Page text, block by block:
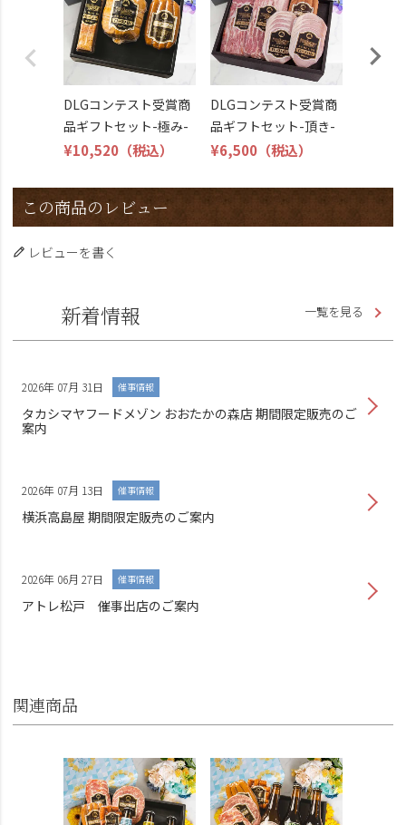
DLGコンテスト受賞商
品ギフトセット-極み-
¥10,520 （税込）
DLGコンテスト受賞商
品ギフトセット-頂き-
¥6,500 （税込）
この商品のレビュー
レビューを書く
新着情報 一覧を見る
2026年 07月 31日 催事情報
タカシマヤフードメゾン おおたかの森店 期間限定販売のご
案内
2026年 07月 13日 催事情報
横浜高島屋 期間限定販売のご案内
2026年 06月 27日 催事情報
アトレ松戸 催事出店のご案内
関連商品